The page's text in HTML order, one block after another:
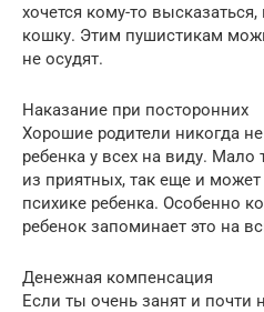
хочется кому-то
кошку. Этим пушистикам
не осудят.
Наказание при посторонних
Хорошие родители никогда
ребенка у всех на виду. Мало
из приятных, так еще и может
психике ребенка. Особенно
ребенок запоминает это на
Денежная компенсация
Если ты очень занят и почти